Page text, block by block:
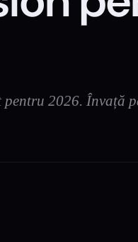
2026. Învață